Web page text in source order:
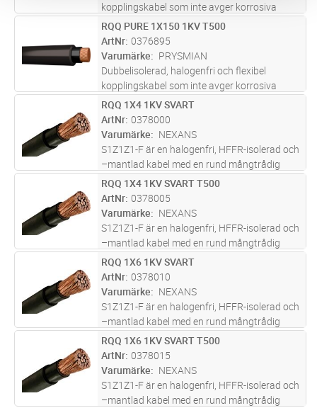
kopplingskabel som inte avger korrosiva
gaser och har låg röktäthet vid brand. För
indragning i rör, ledningskanaler och
apparatskåp. CPR-godkänd Dca med
svart...läs mer
M Lägg i kundvagn
RQQ PURE 1X150 1KV T500
ArtNr 0376895
Varumärke
PRYSMIAN
Dubbelisolerad, halogenfri och flexibel
kopplingskabel som inte avger korrosiva
gaser och har låg röktäthet vid brand. För
indragning i rör, ledningskanaler och
apparatskåp. CPR-godkänd Dca med
svart...läs mer
M Lägg i kundvagn
RQQ 1X4 1KV SVART
ArtNr 0378000
Varumärke
NEXANS
S1Z1Z1-F är en halogenfri, HFFR-isolerad och
–mantlad kabel med en rund mångtrådig
ledare av koppar.
M Lägg i kundvagn
RQQ 1X4 1KV SVART T500
ArtNr 0378005
Varumärke
NEXANS
S1Z1Z1-F är en halogenfri, HFFR-isolerad och
–mantlad kabel med en rund mångtrådig
ledare av koppar.
M Lägg i kundvagn
RQQ 1X6 1KV SVART
ArtNr 0378010
Varumärke
NEXANS
S1Z1Z1-F är en halogenfri, HFFR-isolerad och
–mantlad kabel med en rund mångtrådig
ledare av koppar.
M Lägg i kundvagn
RQQ 1X6 1KV SVART T500
ArtNr 0378015
Varumärke
NEXANS
S1Z1Z1-F är en halogenfri, HFFR-isolerad och
–mantlad kabel med en rund mångtrådig